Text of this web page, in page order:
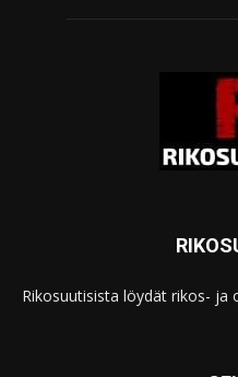
Rikosuutisista löydät rikos- ja